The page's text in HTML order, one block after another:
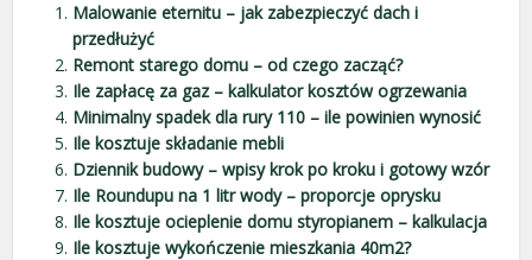
Malowanie eternitu – jak zabezpieczyć dach i
przedłużyć
Remont starego domu – od czego zacząć?
Ile zapłacę za gaz – kalkulator kosztów ogrzewania
Minimalny spadek dla rury 110 – ile powinien wynosić
Ile kosztuje składanie mebli
Dziennik budowy – wpisy krok po kroku i gotowy wzór
Ile Roundupu na 1 litr wody – proporcje oprysku
Ile kosztuje ocieplenie domu styropianem – kalkulacja
Ile kosztuje wykończenie mieszkania 40m2?